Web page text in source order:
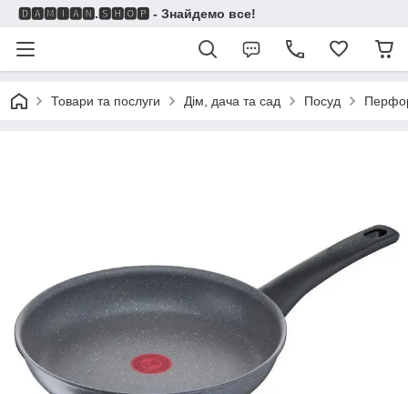
🅳🅰🅼🅸🅰🅽.🆂🅷🅾🅿 - Знайдемо все!
Товари та послуги Дім, дача та сад Посуд